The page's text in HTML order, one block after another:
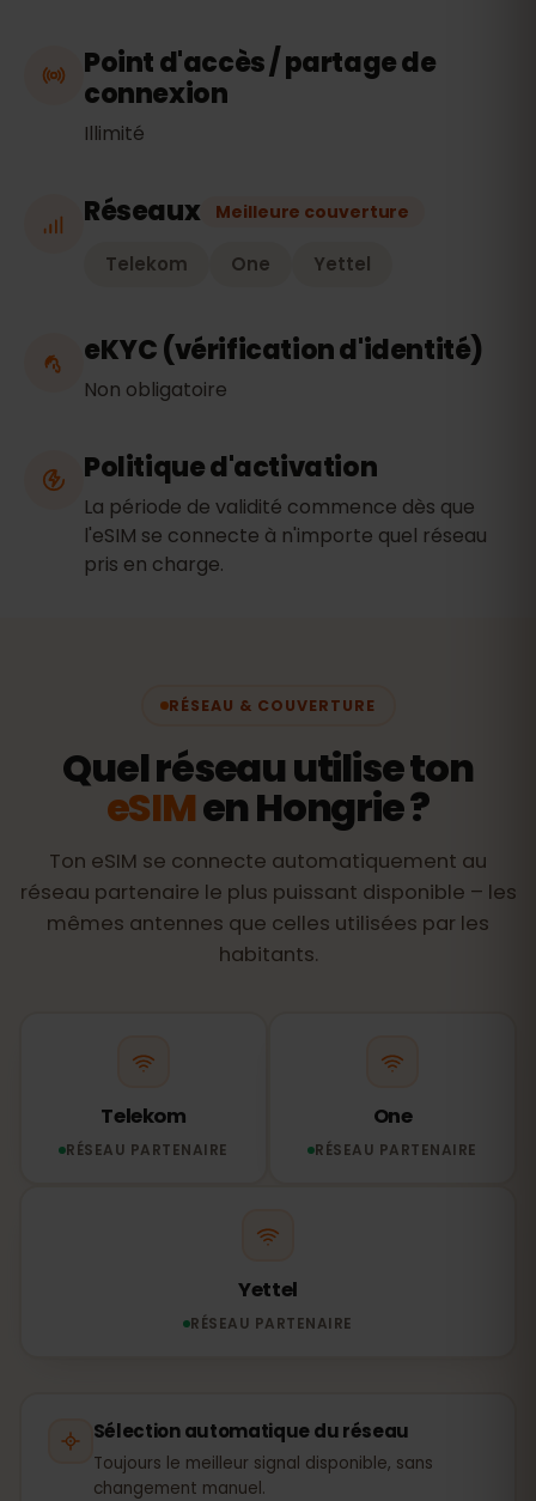
Point d'accès / partage de
connexion
Illimité
Réseaux Meilleure couverture
Telekom One Yettel
eKYC (vérification d'identité)
Non obligatoire
Politique d'activation
La période de validité commence dès que
l'eSIM se connecte à n'importe quel réseau
pris en charge.
RÉSEAU & COUVERTURE
Quel réseau utilise ton
eSIMen Hongrie ?
Ton eSIM se connecte automatiquement au
réseau partenaire le plus puissant disponible – les
mêmes antennes que celles utilisées par les
habitants.
Telekom
RÉSEAU PARTENAIRE
One
RÉSEAU PARTENAIRE
Yettel
RÉSEAU PARTENAIRE
Sélection automatique du réseau
Toujours le meilleur signal disponible, sans
changement manuel.